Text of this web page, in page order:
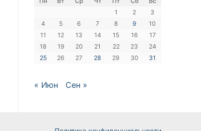
1
2
3
4
5 6 7 8 9
10
11
12 13 14 15 16
17
18
19 20 21 22 23
24
25
26 27 28 29 30 31
« Июн Сен »